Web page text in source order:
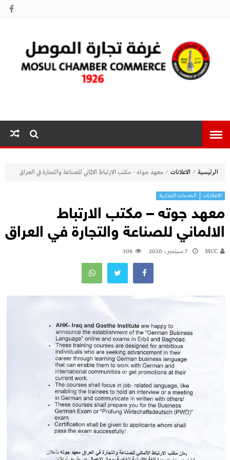
الموصل
الرئيسية ⁄ الاعلانات ⁄ معهد جوته – مكتب الارتباط الالماني للصناعة والتجارة في العراق
الاعلانات الخدمات التجارية
معهد جوته – مكتب الارتباط
الالماني للصناعة والتجارة في العراق
MCC 7 سبتمبر، 2020 306